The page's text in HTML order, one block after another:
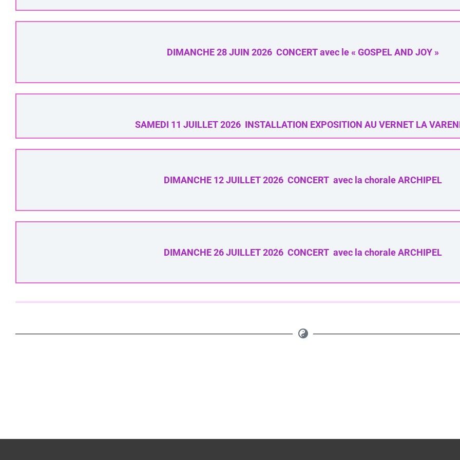
DIMANCHE 28 JUIN 2026 CONCERT avec le « GOSPEL AND JOY »
SAMEDI 11 JUILLET 2026 INSTALLATION EXPOSITION AU VERNET LA
DIMANCHE 12 JUILLET 2026 CONCERT avec la chorale ARCHIPEL
DIMANCHE 26 JUILLET 2026 CONCERT avec la chorale ARCHIPEL